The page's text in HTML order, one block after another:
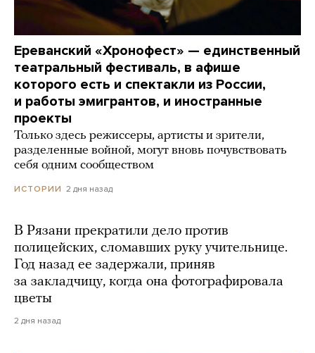
Ереванский «Хронофест» — единственный
театральный фестиваль, в афише
которого есть и спектакли из России,
и работы эмигрантов, и иностранные
проекты
Только здесь режиссеры, артисты и зрители,
разделенные войной, могут вновь почувствовать
себя одним сообществом
ИСТОРИИ 2 дня назад
В Рязани прекратили дело против
полицейских, сломавших руку учительнице.
Год назад ее задержали, приняв
за закладчицу, когда она фотографировала
цветы
2 дня назад